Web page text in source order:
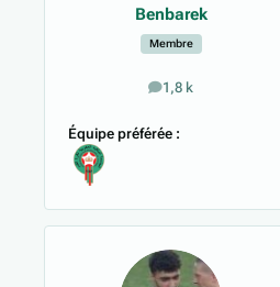
Benbarek
Membre
1,8 k
messages
Équipe préférée :